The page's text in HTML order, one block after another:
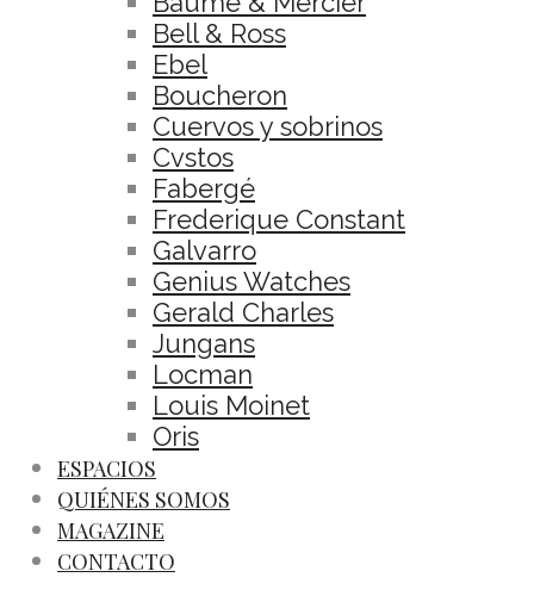
Bell & Ross
Ebel
Boucheron
Cuervos y sobrinos
Cvstos
Fabergé
Frederique Constant
Galvarro
Genius Watches
Gerald Charles
Jungans
Locman
Louis Moinet
Oris
ESPACIOS
QUIÉNES SOMOS
MAGAZINE
CONTACTO